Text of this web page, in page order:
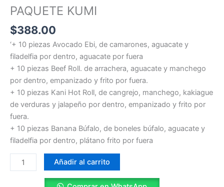
PAQUETE KUMI
$388.00
‘+ 10 piezas Avocado Ebi, de camarones, aguacate y
filadelfia por dentro, aguacate por fuera
+ 10 piezas Beef Roll. de arrachera, aguacate y manchego
por dentro, empanizado y frito por fuera.
+ 10 piezas Kani Hot Roll, de cangrejo, manchego, kakiague
de verduras y jalapeño por dentro, empanizado y frito por
fuera.
+ 10 piezas Banana Búfalo, de boneles búfalo, aguacate y
filadelfia por dentro, plátano frito por fuera
Añadir al carrito